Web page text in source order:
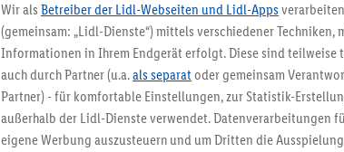
Wir als Betreiber der Lidl-Webseiten und Lidl-Apps
(gemeinsam: „Lidl-Dienste“) mittels verschiedener
Informationen in Ihrem Endgerät erfolgt. Diese sind
auch durch Partner (u.a.als separat oder gemeinsam
Partner) - für komfortable Einstellungen, zur Statistik-
außerhalb der Lidl-Dienste verwendet. Datenverarbeitungen
eigene Werbung auszusteuern und um Dritten die